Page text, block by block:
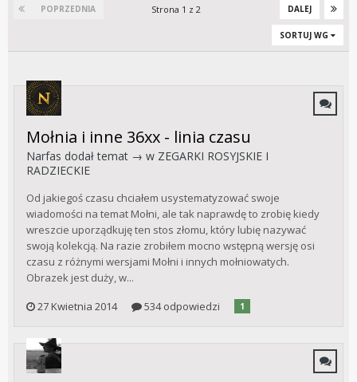
POPRZEDNIA DALEJ
Strona 1 z 2
SORTUJ WG
Mołnia i inne 36xx - linia czasu
Narfas dodał temat → w ZEGARKI ROSYJSKIE I
RADZIECKIE
Od jakiegoś czasu chciałem usystematyzować swoje
wiadomości na temat Mołni, ale tak naprawdę to zrobię kiedy
wreszcie uporządkuję ten stos złomu, który lubię nazywać
swoją kolekcją. Na razie zrobiłem mocno wstępną wersję osi
czasu z różnymi wersjami Mołni i innych mołniowatych.
Obrazek jest duży, w...
27 Kwietnia 2014
534 odpowiedzi 1